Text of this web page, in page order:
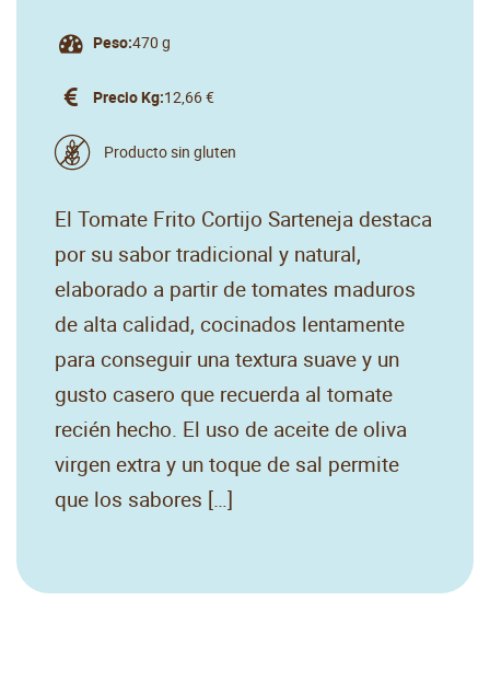
Peso:470 g
Precio Kg:12,66 €
Producto sin gluten
El Tomate Frito Cortijo Sarteneja destaca
por su sabor tradicional y natural,
elaborado a partir de tomates maduros
de alta calidad, cocinados lentamente
para conseguir una textura suave y un
gusto casero que recuerda al tomate
recién hecho. El uso de aceite de oliva
virgen extra y un toque de sal permite
que los sabores […]